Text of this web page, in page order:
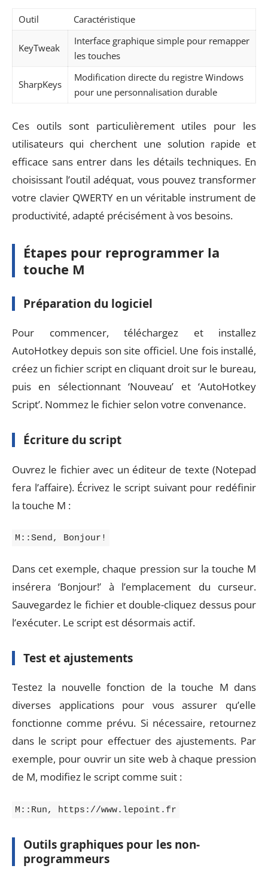
Outil Caractéristique
KeyTweak
Interface graphique simple pour remapper
les touches
SharpKeys
Modification directe du registre Windows
pour une personnalisation durable
Ces outils sont particulièrement utiles pour les
utilisateurs qui cherchent une solution rapide et
efficace sans entrer dans les détails techniques. En
choisissant l’outil adéquat, vous pouvez transformer
votre clavier QWERTY en un véritable instrument de
productivité, adapté précisément à vos besoins.
Étapes pour reprogrammer la
touche M
Préparation du logiciel
Pour commencer, téléchargez et installez
AutoHotkey depuis son site officiel. Une fois installé,
créez un fichier script en cliquant droit sur le bureau,
puis en sélectionnant ‘Nouveau’ et ‘AutoHotkey
Script’. Nommez le fichier selon votre convenance.
Écriture du script
Ouvrez le fichier avec un éditeur de texte (Notepad
fera l’affaire). Écrivez le script suivant pour redéfinir
la touche M :
M::Send, Bonjour!
Dans cet exemple, chaque pression sur la touche M
insérera ‘Bonjour!’ à l’emplacement du curseur.
Sauvegardez le fichier et double-cliquez dessus pour
l’exécuter. Le script est désormais actif.
Test et ajustements
Testez la nouvelle fonction de la touche M dans
diverses applications pour vous assurer qu’elle
fonctionne comme prévu. Si nécessaire, retournez
dans le script pour effectuer des ajustements. Par
exemple, pour ouvrir un site web à chaque pression
de M, modifiez le script comme suit :
M::Run, https://www.lepoint.fr
Outils graphiques pour les non-
programmeurs